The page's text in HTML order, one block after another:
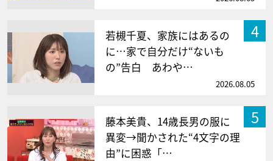
4
若槻千夏、家族にはあるの
に…家で自分だけ“ないも
の”告白 あわや…
2026.08.05
5
藤本美貴、14歳長男の服に
異変→聞かされた“4文字の理
由”に困惑「…